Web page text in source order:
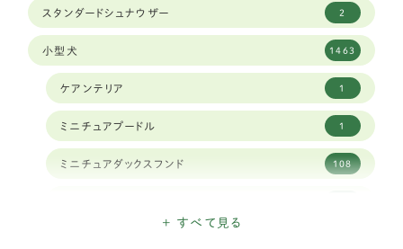
スタンダードシュナウザー 2
小型犬 1463
ケアンテリア 1
ミニチュアプードル 1
ミニチュアダックスフンド 108
+ すべて見る